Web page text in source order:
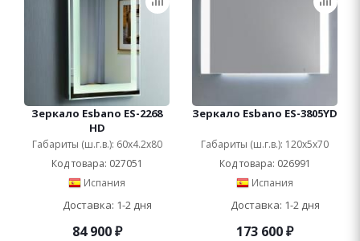
Зеркало Esbano ES-2268
HD
Габариты (ш.г.в.): 60x4.2x80
Код товара: 027051
Испания
Доставка: 1-2 дня
84 900₽
Зеркало Esbano ES-3805YD
Габариты (ш.г.в.): 120x5x70
Код товара: 026991
Испания
Доставка: 1-2 дня
173 600₽